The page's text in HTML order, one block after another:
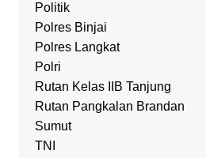
Politik
Polres Binjai
Polres Langkat
Polri
Rutan Kelas IIB Tanjung
Rutan Pangkalan Brandan
Sumut
TNI